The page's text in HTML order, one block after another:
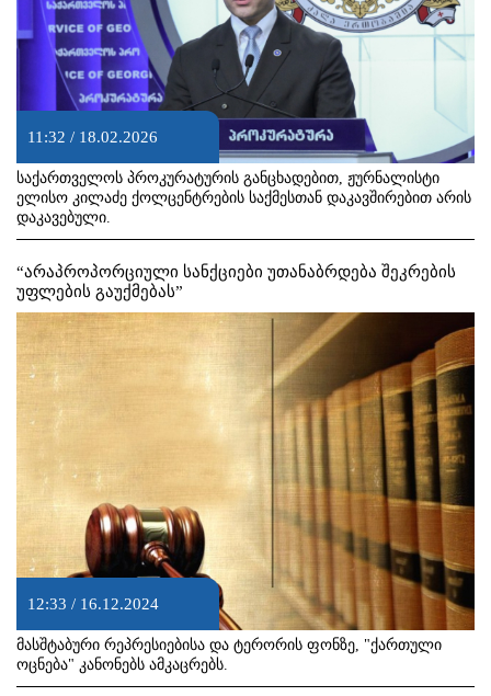
11:32 / 18.02.2026
საქართველოს პროკურატურის განცხადებით, ჟურნალისტი
ელისო კილაძე ქოლცენტრების საქმესთან დაკავშირებით არის
დაკავებული.
“არაპროპორციული სანქციები უთანაბრდება შეკრების
უფლების გაუქმებას”
12:33 / 16.12.2024
მასშტაბური რეპრესიებისა და ტერორის ფონზე, "ქართული
ოცნება" კანონებს ამკაცრებს.